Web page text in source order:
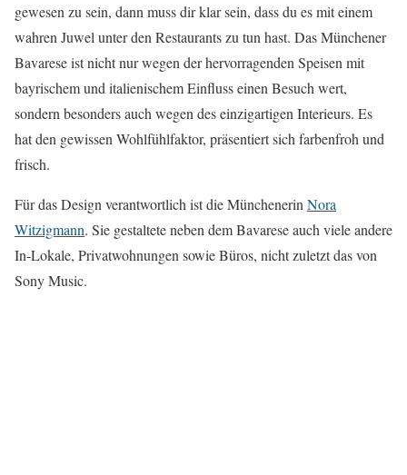
gewesen zu sein, dann muss dir klar sein, dass du es mit einem
wahren Juwel unter den Restaurants zu tun hast. Das Münchener
Bavarese ist nicht nur wegen der hervorragenden Speisen mit
bayrischem und italienischem Einfluss einen Besuch wert,
sondern besonders auch wegen des einzigartigen Interieurs. Es
hat den gewissen Wohlfühlfaktor, präsentiert sich farbenfroh und
frisch.
Für das Design verantwortlich ist die Münchenerin Nora
Witzigmann. Sie gestaltete neben dem Bavarese auch viele andere
In-Lokale, Privatwohnungen sowie Büros, nicht zuletzt das von
Sony Music.